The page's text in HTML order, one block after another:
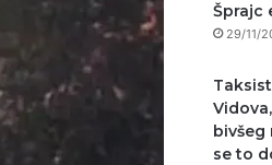
Šprajc
29/11/
bivšeg
se to